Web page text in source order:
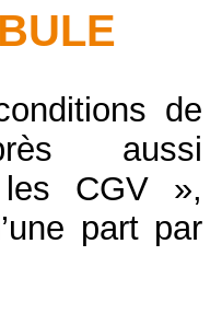
de
aussi
CGV »,
part par